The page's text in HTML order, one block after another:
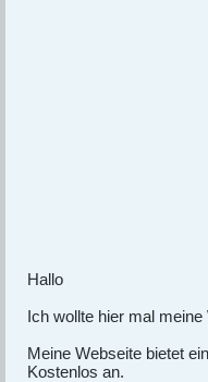
Hallo
Ich wollte hier mal
Meine Webseite bietet
Kostenlos an.